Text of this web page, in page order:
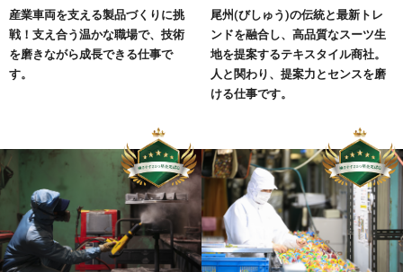
産業車両を支える製品づくりに挑
戦！支え合う温かな職場で、技術
を磨きながら成長できる仕事で
す。
尾州(びしゅう)の伝統と最新トレ
ンドを融合し、高品質なスーツ生
地を提案するテキスタイル商社。
人と関わり、提案力とセンスを磨
ける仕事です。